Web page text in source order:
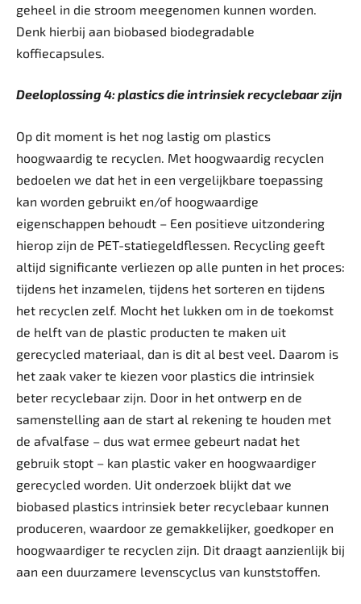
geheel in die stroom meegenomen kunnen worden.
Denk hierbij aan biobased biodegradable
koffiecapsules.
Deeloplossing 4: plastics die ­intrinsiek recyclebaar zijn
Op dit moment is het nog lastig om plastics
hoogwaardig te recyclen. Met hoogwaardig recyclen
bedoelen we dat het in een vergelijkbare toepassing
kan worden gebruikt en/of hoogwaardige
eigenschappen behoudt – Een positieve uitzondering
hierop zijn de PET-statiegeldflessen. Recycling geeft
altijd significante verliezen op alle punten in het proces:
tijdens het inzamelen, tijdens het sorteren en tijdens
het recyclen zelf. Mocht het lukken om in de toekomst
de helft van de plastic producten te maken uit
gerecycled materiaal, dan is dit al best veel. Daarom is
het zaak vaker te kiezen voor plastics die intrinsiek
beter recyclebaar zijn. Door in het ontwerp en de
samenstelling aan de start al rekening te houden met
de afvalfase – dus wat ermee gebeurt nadat het
gebruik stopt – kan plastic vaker en hoogwaardiger
gerecycled worden. Uit onderzoek blijkt dat we
biobased plastics intrinsiek beter recyclebaar kunnen
produceren, waardoor ze gemakkelijker, goedkoper en
hoogwaardiger te recyclen zijn. Dit draagt aanzienlijk bij
aan een duurzamere levenscyclus van kunststoffen.